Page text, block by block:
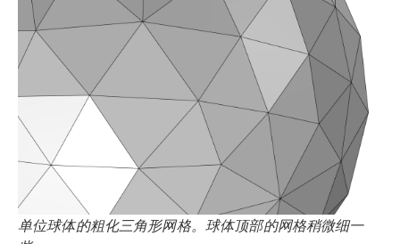
单位球体的粗化三角形网格。球体顶部的网格稍微细一